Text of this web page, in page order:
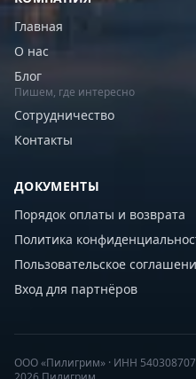
Главная
О нас
Блог
Пишем, где интересно
Сотрудничество
Контакты
ДОКУМЕНТЫ
Порядок оплаты и возврата
Политика
Пользовательское
Вход для партнёров
ООО «Пилигрим» · ИНН